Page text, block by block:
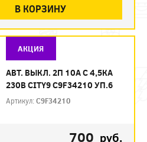
В КОРЗИНУ
АКЦИЯ
АВТ. ВЫКЛ. 2П 10А С 4,5КА
230В CITY9 C9F34210 УП.6
Артикул:C9F34210
700 руб.